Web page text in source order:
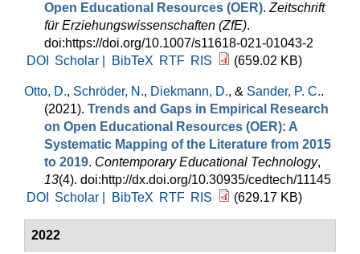
Open Educational Resources (OER). Zeitschrift
für Erziehungswissenschaften (ZfE).
doi:https://doi.org/10.1007/s11618-021-01043-2
DOI
Scholar | BibTeX RTF RIS (659.02 KB)
Otto, D., Schröder, N., Diekmann, D., & Sander, P. C..
(2021). Trends and Gaps in Empirical Research
on Open Educational Resources (OER): A
Systematic Mapping of the Literature from 2015
to 2019. Contemporary Educational Technology,
13(4). doi:http://dx.doi.org/10.30935/cedtech/11145
DOI
Scholar | BibTeX RTF RIS (629.17 KB)
2022